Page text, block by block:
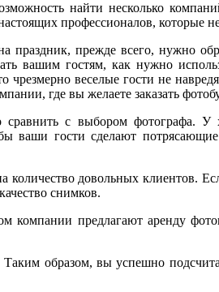
найти несколько
профессионалов, которые
праздник, прежде всего, нужно
вашим гостям, как нужно
чрезмерно веселые гости не
где вы желаете заказать
с выбором фотографа. У
ваши гости сделают
количество довольных клиентов.
снимков.
предлагают аренду
образом, вы успешно